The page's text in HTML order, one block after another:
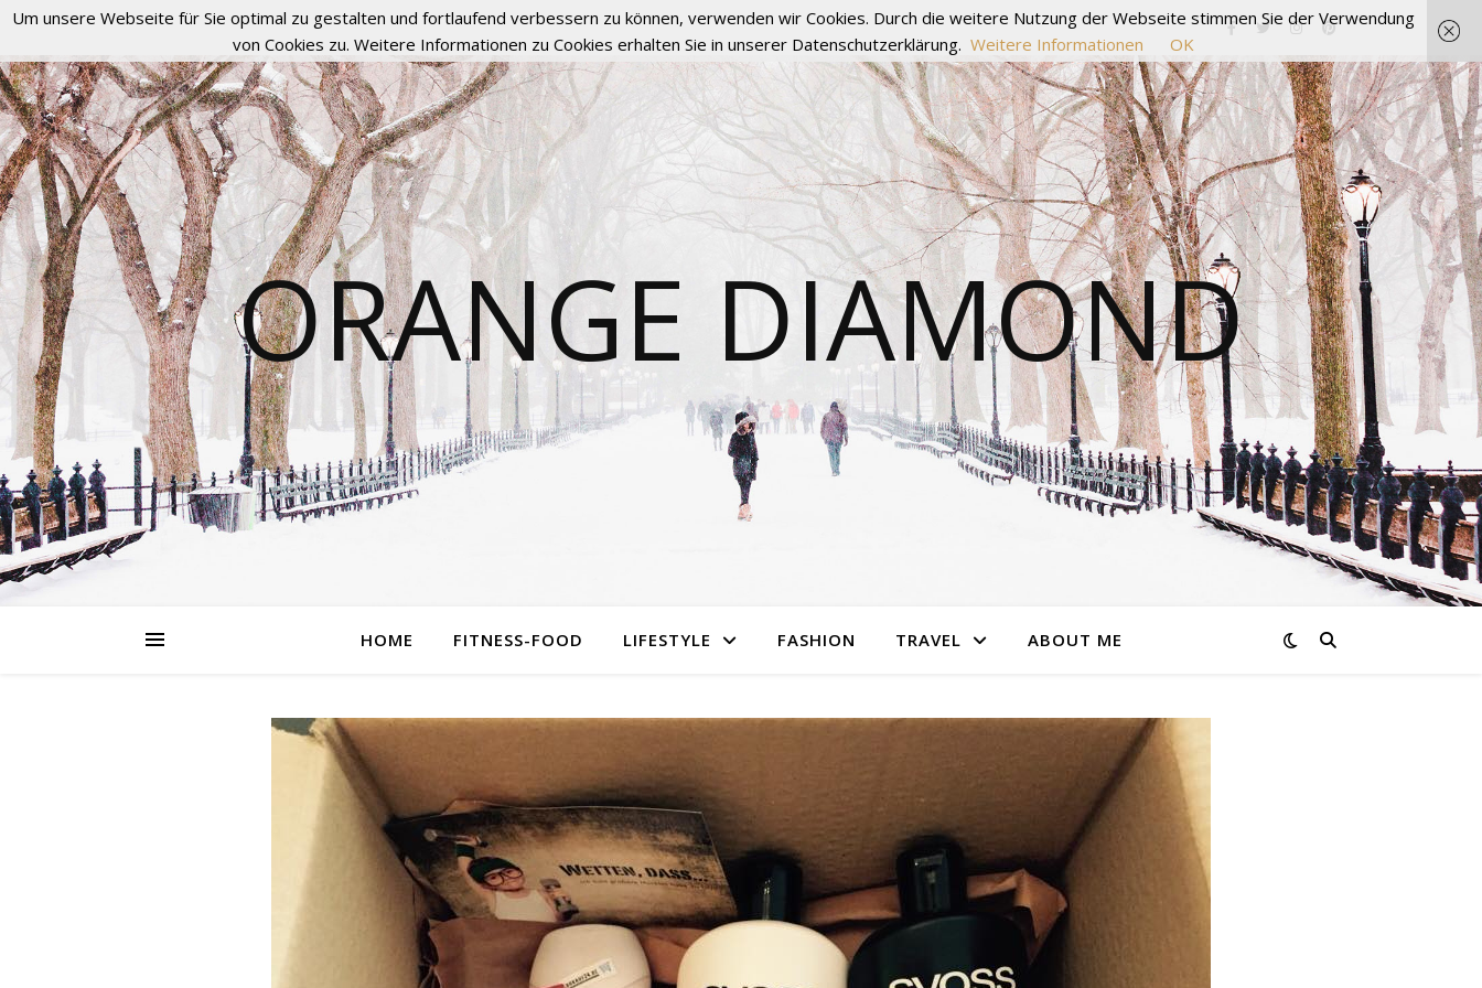
ORANGE DIAMOND
HOME FITNESS-FOOD LIFESTYLE FASHION TRAVEL ABOUT ME
Um unsere Webseite für Sie optimal zu gestalten und fortlaufend verbessern zu können, verwenden wir Cookies. Durch die weitere Nutzung der Webseite stimmen Sie der Verwendung
von Cookies zu. Weitere Informationen zu Cookies erhalten Sie in unserer Datenschutzerklärung. Weitere Informationen OK